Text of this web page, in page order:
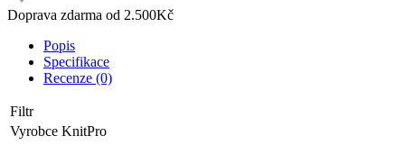
Doprava zdarma od 2.500Kč
Popis
Specifikace
Recenze (0)
Filtr
Vyrobce KnitPro